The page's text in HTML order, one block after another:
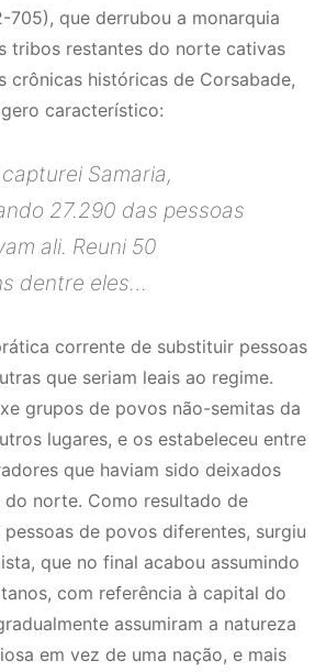
705), que derrubou a monarquia
tribos restantes do norte cativas
crônicas históricas de Corsabade,
característico:
Samaria,
27.290 das pessoas
ali. Reuni 50
dentre eles…
corrente de substituir pessoas
que seriam leais ao regime.
grupos de povos não-semitas da
lugares, e os estabeleceu entre
que haviam sido deixados
do norte. Como resultado de
de povos diferentes, surgiu
que no final acabou assumindo
com referência à capital do
assumiram a natureza
em vez de uma nação, e mais